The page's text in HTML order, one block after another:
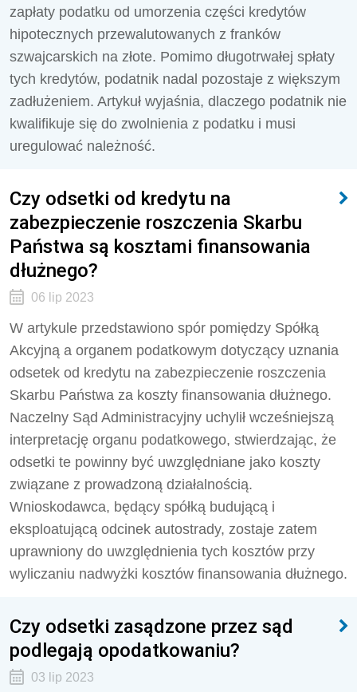
zapłaty podatku od umorzenia części kredytów
hipotecznych przewalutowanych z franków
szwajcarskich na złote. Pomimo długotrwałej spłaty
tych kredytów, podatnik nadal pozostaje z większym
zadłużeniem. Artykuł wyjaśnia, dlaczego podatnik nie
kwalifikuje się do zwolnienia z podatku i musi
uregulować należność.
Czy odsetki od kredytu na
zabezpieczenie roszczenia Skarbu
Państwa są kosztami finansowania
dłużnego?
06 lip 2023
W artykule przedstawiono spór pomiędzy Spółką
Akcyjną a organem podatkowym dotyczący uznania
odsetek od kredytu na zabezpieczenie roszczenia
Skarbu Państwa za koszty finansowania dłużnego.
Naczelny Sąd Administracyjny uchylił wcześniejszą
interpretację organu podatkowego, stwierdzając, że
odsetki te powinny być uwzględniane jako koszty
związane z prowadzoną działalnością.
Wnioskodawca, będący spółką budującą i
eksploatującą odcinek autostrady, zostaje zatem
uprawniony do uwzględnienia tych kosztów przy
wyliczaniu nadwyżki kosztów finansowania dłużnego.
Czy odsetki zasądzone przez sąd
podlegają opodatkowaniu?
03 lip 2023